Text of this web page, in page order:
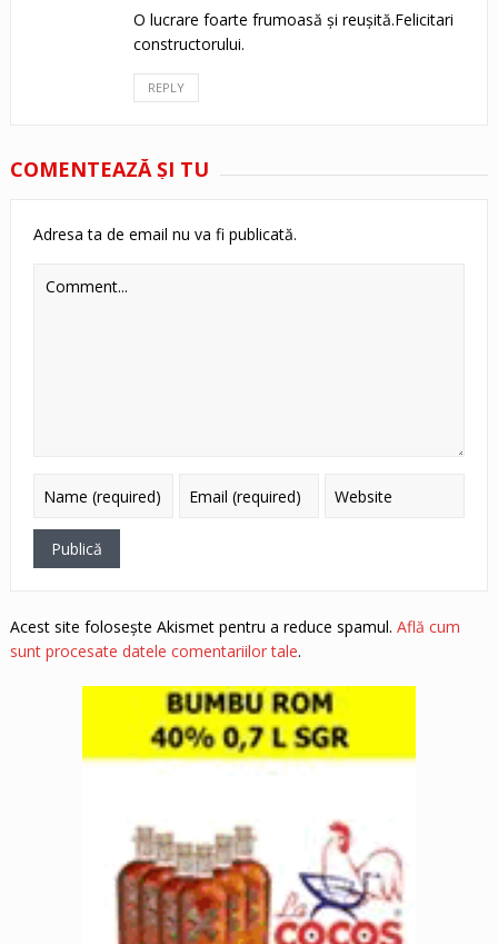
O lucrare foarte frumoasă și reușită.Felicitari
constructorului.
REPLY
COMENTEAZĂ ŞI TU
Adresa ta de email nu va fi publicată.
Acest site folosește Akismet pentru a reduce spamul. Află cum
sunt procesate datele comentariilor tale.